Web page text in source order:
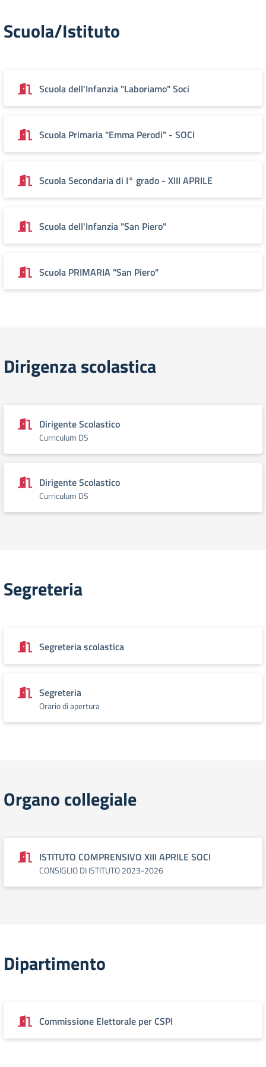
Scuola/Istituto
Scuola dell'Infanzia "Laboriamo" Soci
Scuola Primaria "Emma Perodi" - SOCI
Scuola Secondaria di I° grado - XIII APRILE
Scuola dell'Infanzia "San Piero"
Scuola PRIMARIA "San Piero"
Dirigenza scolastica
Dirigente Scolastico
Curriculum DS
Dirigente Scolastico
Curriculum DS
Segreteria
Segreteria scolastica
Segreteria
Orario di apertura
Organo collegiale
ISTITUTO COMPRENSIVO XIII APRILE SOCI
CONSIGLIO DI ISTITUTO 2023-2026
Dipartimento
Commissione Elettorale per CSPI